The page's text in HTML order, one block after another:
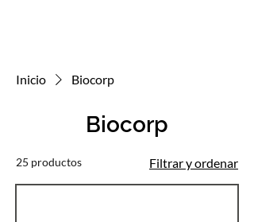
Inicio Biocorp
Biocorp
25 productos Filtrar y ordenar